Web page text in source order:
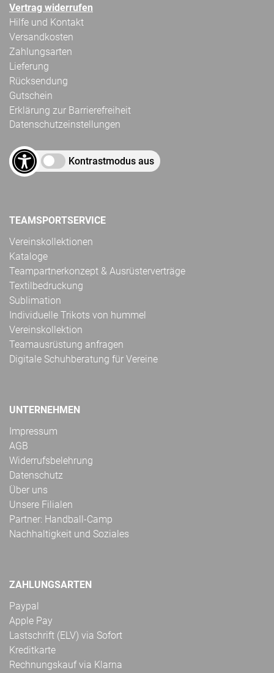
Vertrag widerrufen
Hilfe und Kontakt
Versandkosten
Zahlungsarten
Lieferung
Rücksendung
Gutschein
Erklärung zur Barrierefreiheit
Datenschutzeinstellungen
Kontrastmodus aus
TEAMSPORTSERVICE
Vereinskollektionen
Kataloge
Teampartnerkonzept & Ausrüsterverträge
Textilbedruckung
Sublimation
Individuelle Trikots von hummel
Vereinskollektion
Teamausrüstung anfragen
Digitale Schuhberatung für Vereine
UNTERNEHMEN
Impressum
AGB
Widerrufsbelehrung
Datenschutz
Über uns
Unsere Filialen
Partner: Handball-Camp
Nachhaltigkeit und Soziales
ZAHLUNGSARTEN
Paypal
Apple Pay
Lastschrift (ELV) via Sofort
Kreditkarte
Rechnungskauf via Klarna